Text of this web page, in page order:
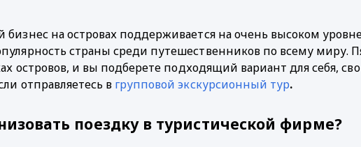
бизнес на островах поддерживается на очень высоком
страны среди путешественников по всему миру.
островов, и вы подберете подходящий вариант для себя,
отправляетесь в групповой экскурсионный тур.
поездку в туристической фирме?